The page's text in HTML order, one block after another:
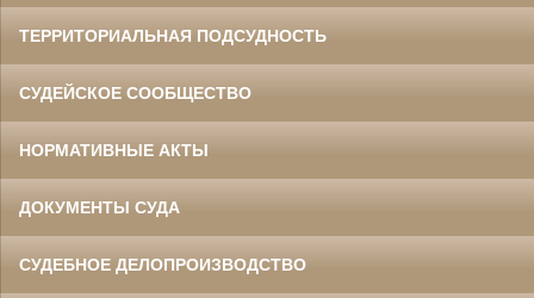
ТЕРРИТОРИАЛЬНАЯ ПОДСУДНОСТЬ
СУДЕЙСКОЕ СООБЩЕСТВО
НОРМАТИВНЫЕ АКТЫ
ДОКУМЕНТЫ СУДА
СУДЕБНОЕ ДЕЛОПРОИЗВОДСТВО